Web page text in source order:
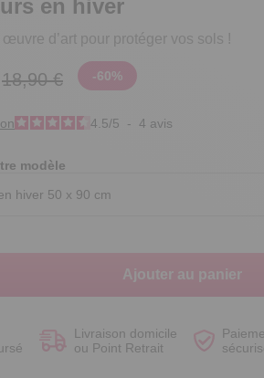
en hiver
d’art pour protéger vos sols !
18,90 € -60%
4.5/5 - 4 avis
modèle
Ajouter au panier
Livraison domicile
ou Point Retrait